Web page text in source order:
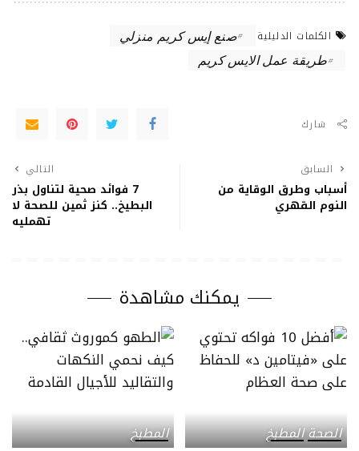
الكلمات الدليلية
صنع إيس كريم منزلي
طريقة عمل الايس كريم
شارك
السابق
أسباب وطرق الوقاية من
النوم القهري
التالي
7 فوائد صحية لتناول بذر
البطيخ.. كنز ثمين للصحة لا
تهمليه
يمكنك مشاهدة
الصحةالمطبخ
المطبخ